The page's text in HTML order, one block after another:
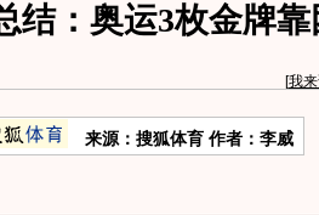
结：奥运3枚金牌
[我
来源：搜狐体育 作者：李威